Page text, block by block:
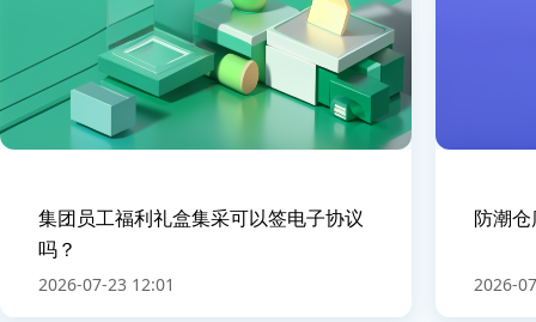
集团员工福利礼盒集采可以签电子协议
吗？
2026-07-23 12:01
防潮
2026-